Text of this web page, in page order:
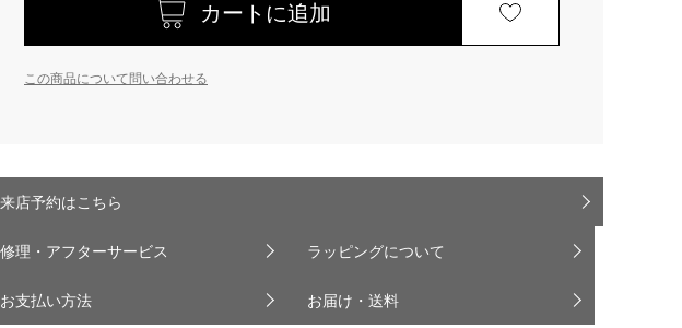
カートに追加
この商品について問い合わせる
来店予約はこちら
修理・アフターサービス ラッピングについて
お支払い方法 お届け・送料